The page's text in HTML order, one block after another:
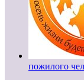
пожилого